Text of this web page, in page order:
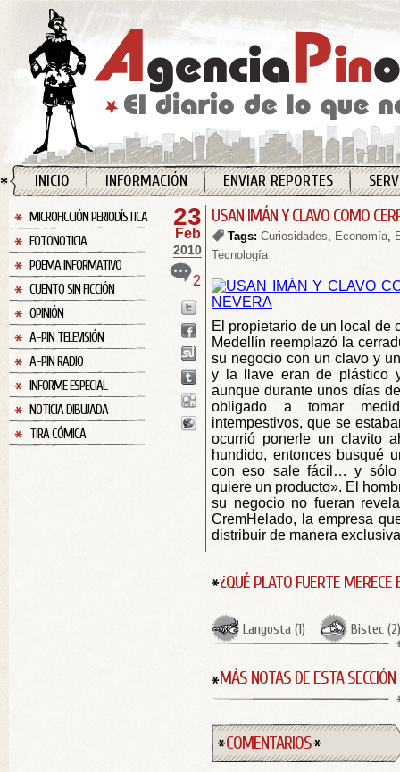
INICIO INFORMACIÓN ENVIAR REPORTES
MICROFICCIÓN PERIODÍSTICA
FOTONOTICIA
POEMA INFORMATIVO
CUENTO SIN FICCIÓN
OPINIÓN
A-PIN TELEVISIÓN
A-PIN RADIO
INFORME ESPECIAL
NOTICIA DIBUJADA
TIRA CÓMICA
23
Feb
2010
2
USAN IMÁN Y CLAVO COMO
Tags: Curiosidades, Economía,
Tecnología
El propietario de un local de
Medellín reemplazó la
su negocio con un clavo y
y la llave eran de plástico
aunque durante unos días
obligado a tomar
intempestivos, que se
ocurrió ponerle un clavito
hundido, entonces busqué
con eso sale fácil… y sólo
quiere un producto». El
su negocio no fueran
CremHelado, la empresa
distribuir de manera
¿QUÉ PLATO FUERTE MERECE
Langosta (1) Bistec (2)
MÁS NOTAS DE ESTA SECCIÓN
COMENTARIOS